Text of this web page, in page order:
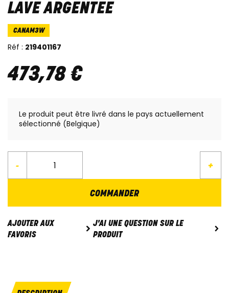
LAVE ARGENTEE
CANAM3W
Réf : 219401167
473,78 €
Le produit peut être livré dans le pays actuellement
sélectionné (Belgique)
- +
COMMANDER
AJOUTER AUX
FAVORIS
J'AI UNE QUESTION SUR LE
PRODUIT